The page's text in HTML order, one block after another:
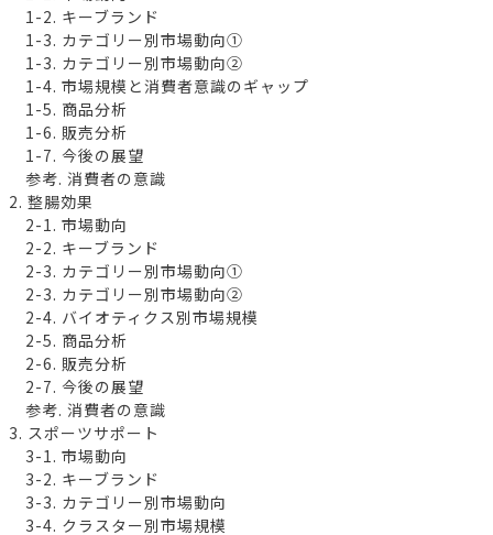
1-2. キーブランド
1-3. カテゴリー別市場動向①
1-3. カテゴリー別市場動向②
1-4. 市場規模と消費者意識のギャップ
1-5. 商品分析
1-6. 販売分析
1-7. 今後の展望
参考. 消費者の意識
2. 整腸効果
2-1. 市場動向
2-2. キーブランド
2-3. カテゴリー別市場動向①
2-3. カテゴリー別市場動向②
2-4. バイオティクス別市場規模
2-5. 商品分析
2-6. 販売分析
2-7. 今後の展望
参考. 消費者の意識
3. スポーツサポート
3-1. 市場動向
3-2. キーブランド
3-3. カテゴリー別市場動向
3-4. クラスター別市場規模